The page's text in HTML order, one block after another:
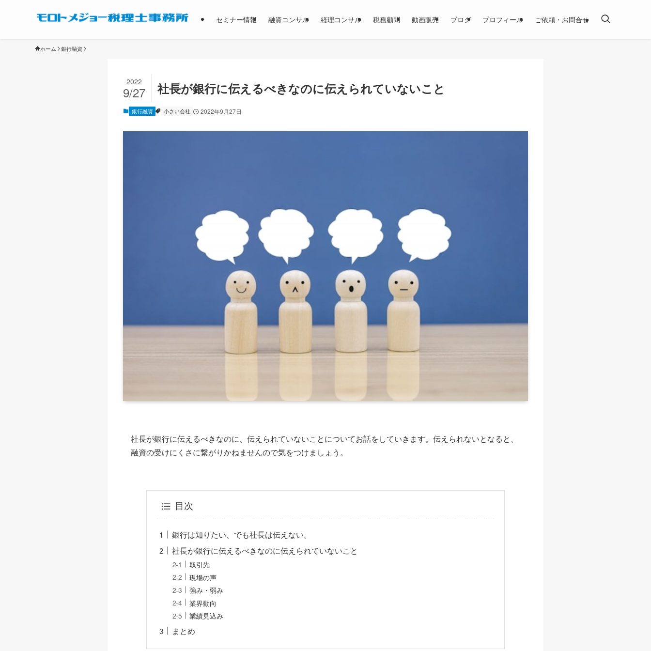
セミナー情報 融資コンサル 経理コンサル 税務顧問 動画販売 ブログ プロフィール ご依頼・お問合せ
ホーム 銀行融資
社長が銀行に伝えるべきなのに伝えられていないこと
2022
9/27
銀行融資 小さい会社 2022年9月27日
社長が銀行に伝えるべきなのに、伝えられていないことについてお話をしていきます。伝えられないとなると、
融資の受けにくさに繋がりかねませんので気をつけましょう。
目次
銀行は知りたい、でも社長は伝えない。
社長が銀行に伝えるべきなのに伝えられていないこと
取引先
現場の声
強み・弱み
業界動向
業績見込み
まとめ